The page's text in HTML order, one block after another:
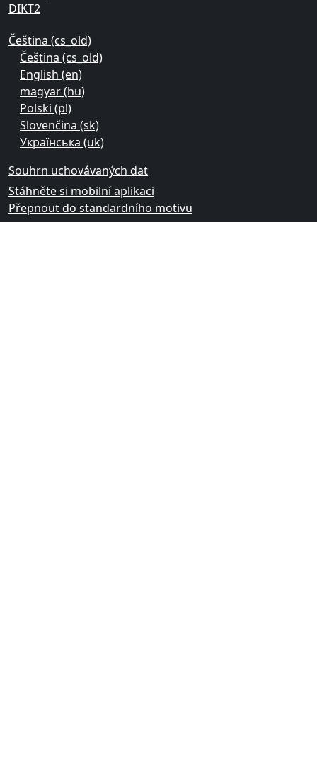
DIKT2
Čeština ‎(cs_old)‎
Čeština ‎(cs_old)‎
English ‎(en)‎
magyar ‎(hu)‎
Polski ‎(pl)‎
Slovenčina ‎(sk)‎
Українська ‎(uk)‎
Souhrn uchovávaných dat
Stáhněte si mobilní aplikaci
Přepnout do standardního motivu